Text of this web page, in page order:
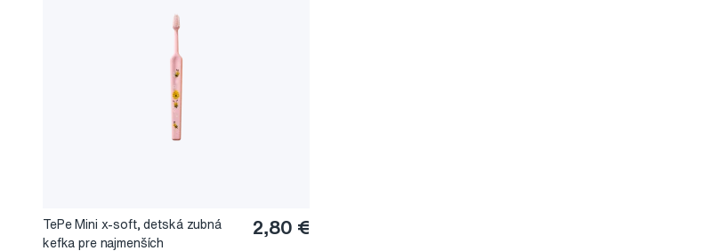
TePe Mini x-soft, detská zubná
kefka pre najmenších
2,80 €